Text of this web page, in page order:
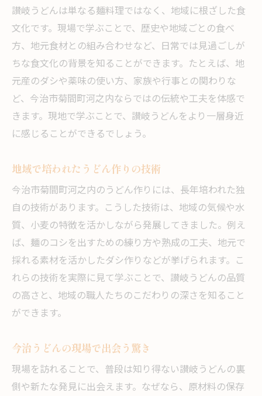
讃岐うどんは単なる麺料理ではなく、地域に根ざした食
文化です。現場で学ぶことで、歴史や地域ごとの食べ
方、地元食材との組み合わせなど、日常では見過ごしが
ちな食文化の背景を知ることができます。たとえば、地
元産のダシや薬味の使い方、家族や行事との関わりな
ど、今治市菊間町河之内ならではの伝統や工夫を体感で
きます。現地で学ぶことで、讃岐うどんをより一層身近
に感じることができるでしょう。
地域で培われたうどん作りの技術
今治市菊間町河之内のうどん作りには、長年培われた独
自の技術があります。こうした技術は、地域の気候や水
質、小麦の特徴を活かしながら発展してきました。例え
ば、麺のコシを出すための練り方や熟成の工夫、地元で
採れる素材を活かしたダシ作りなどが挙げられます。こ
れらの技術を実際に見て学ぶことで、讃岐うどんの品質
の高さと、地域の職人たちのこだわりの深さを知ること
ができます。
今治うどんの現場で出会う驚き
現場を訪れることで、普段は知り得ない讃岐うどんの裏
側や新たな発見に出会えます。なぜなら、原材料の保存